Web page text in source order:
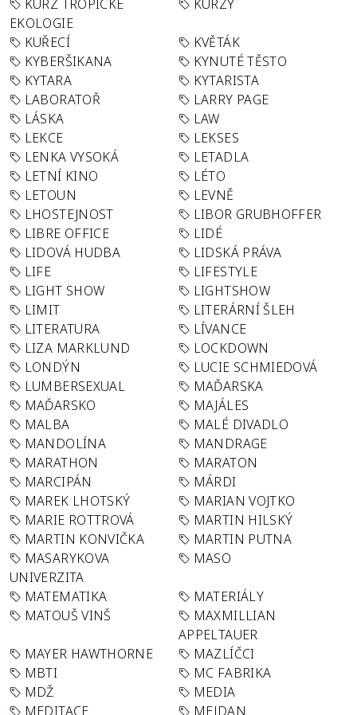
KURZ TROPICKÉ
EKOLOGIE
KURZY
KUŘECÍ
KVĚTÁK
KYBERŠIKANA
KYNUTÉ TĚSTO
KYTARA
KYTARISTA
LABORATOŘ
LARRY PAGE
LÁSKA
LAW
LEKCE
LEKSES
LENKA VYSOKÁ
LETADLA
LETNÍ KINO
LÉTO
LETOUN
LEVNĚ
LHOSTEJNOST
LIBOR GRUBHOFFER
LIBRE OFFICE
LIDÉ
LIDOVÁ HUDBA
LIDSKÁ PRÁVA
LIFE
LIFESTYLE
LIGHT SHOW
LIGHTSHOW
LIMIT
LITERÁRNÍ ŠLEH
LITERATURA
LÍVANCE
LIZA MARKLUND
LOCKDOWN
LONDÝN
LUCIE SCHMIEDOVÁ
LUMBERSEXUAL
MAĎARSKA
MAĎARSKO
MAJÁLES
MALBA
MALÉ DIVADLO
MANDOLÍNA
MANDRAGE
MARATHON
MARATON
MARCIPÁN
MÁRDI
MAREK LHOTSKÝ
MARIAN VOJTKO
MARIE ROTTROVÁ
MARTIN HILSKÝ
MARTIN KONVIČKA
MARTIN PUTNA
MASARYKOVA
UNIVERZITA
MASO
MATEMATIKA
MATERIÁLY
MATOUŠ VINŠ
MAXMILLIAN
APPELTAUER
MAYER HAWTHORNE
MAZLÍČCI
MBTI
MC FABRIKA
MDŽ
MEDIA
MEDITACE
MEJDAN